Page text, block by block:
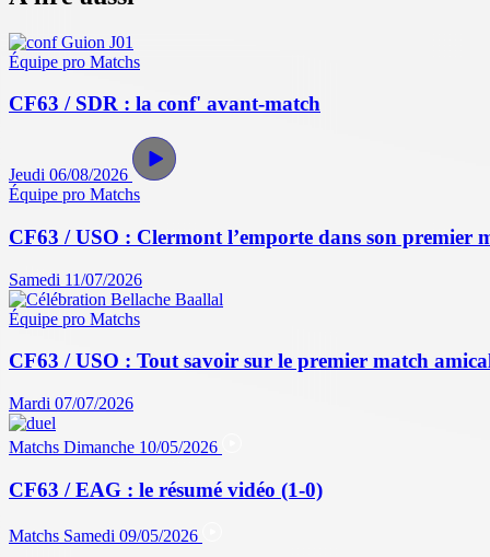
Équipe pro Matchs
CF63 / SDR : la conf' avant-match
Jeudi 06/08/2026
Équipe pro Matchs
CF63 / USO : Clermont l’emporte dans son premier
Samedi 11/07/2026
Équipe pro Matchs
CF63 / USO : Tout savoir sur le premier match
Mardi 07/07/2026
Matchs Dimanche 10/05/2026
CF63 / EAG : le résumé vidéo (1-0)
Matchs Samedi 09/05/2026